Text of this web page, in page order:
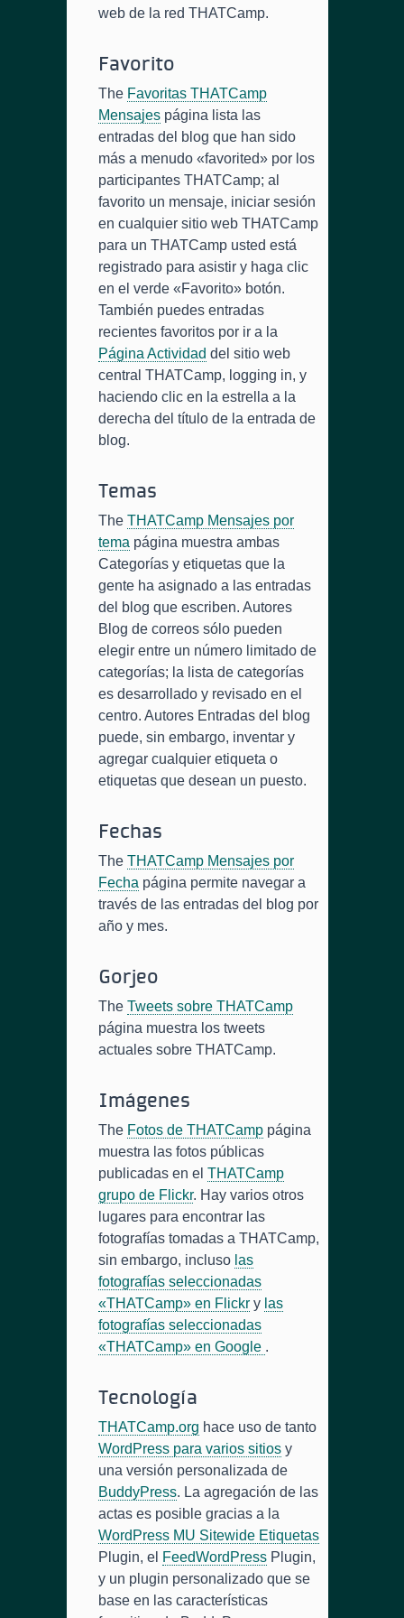
web de la red THATCamp.
Favorito
The Favoritas THATCamp
Mensajes página lista las
entradas del blog que han sido
más a menudo «favorited» por los
participantes THATCamp; al
favorito un mensaje, iniciar sesión
en cualquier sitio web THATCamp
para un THATCamp usted está
registrado para asistir y haga clic
en el verde «Favorito» botón.
También puedes entradas
recientes favoritos por ir a la
Página Actividad del sitio web
central THATCamp, logging in, y
haciendo clic en la estrella a la
derecha del título de la entrada de
blog.
Temas
The THATCamp Mensajes por
tema página muestra ambas
Categorías y etiquetas que la
gente ha asignado a las entradas
del blog que escriben. Autores
Blog de correos sólo pueden
elegir entre un número limitado de
categorías; la lista de categorías
es desarrollado y revisado en el
centro. Autores Entradas del blog
puede, sin embargo, inventar y
agregar cualquier etiqueta o
etiquetas que desean un puesto.
Fechas
The THATCamp Mensajes por
Fecha página permite navegar a
través de las entradas del blog por
año y mes.
Gorjeo
The Tweets sobre THATCamp
página muestra los tweets
actuales sobre THATCamp.
Imágenes
The Fotos de THATCamp página
muestra las fotos públicas
publicadas en el THATCamp
grupo de Flickr. Hay varios otros
lugares para encontrar las
fotografías tomadas a THATCamp,
sin embargo, incluso las
fotografías seleccionadas
«THATCamp» en Flickr y las
fotografías seleccionadas
«THATCamp» en Google .
Tecnología
THATCamp.org hace uso de tanto
WordPress para varios sitios y
una versión personalizada de
BuddyPress. La agregación de las
actas es posible gracias a la
WordPress MU Sitewide Etiquetas
Plugin, el FeedWordPress Plugin,
y un plugin personalizado que se
base en las características